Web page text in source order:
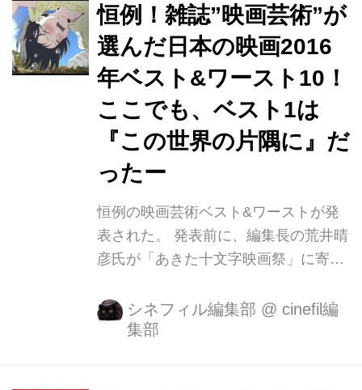
の片隅に』が絶賛上映中です。本作は
戦時下の広島・呉を舞台に、大切なも
のを失いながらも前を向いて生きる女
性、すずを描いた珠玉のアニメーショ
ン映画です。 動員130万人を超え、た
くさんの方がすずさんに会いに来てく
ださったことに感謝して、2月3日
（金）に、“すずさんのありがとう”動
恒例！雑誌”映画芸術”が
選んだ日本の映画2016
年ベスト&ワースト10！
ここでも、ベスト1は
『この世界の片隅に』だ
ったー
恒例の映画芸術ベスト&ワーストが発
表された。 発表前に、編集長の荒井晴
彦氏が「あきた十文字映画祭」に寄せ
世界の片隅に』に触れ、ネットやSNS
でだいぶ騒動になっていたが、この映
シネフィル編集部 @ cinefil編
集部